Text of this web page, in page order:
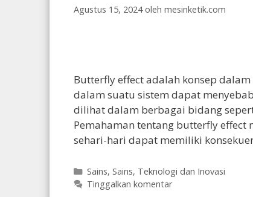
Agustus 15, 2024 oleh mesinketik.com
Butterfly effect adalah konsep
dalam suatu sistem dapat
dilihat dalam berbagai bidang
Pemahaman tentang butterfly
sehari-hari dapat memiliki
Kategori
Sains, Sains, Teknologi dan Inovasi
Tinggalkan komentar